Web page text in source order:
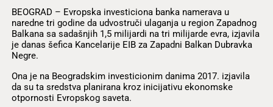
BEOGRAD – Evropska investiciona banka namerava u
naredne tri godine da udvostruči ulaganja u region Zapadnog
Balkana sa sadašnjih 1,5 milijardi na tri milijarde evra, izjavila
je danas šefica Kancelarije EIB za Zapadni Balkan Dubravka
Negre.
Ona je na Beogradskim investicionim danima 2017. izjavila
da su ta sredstva planirana kroz inicijativu ekonomske
otpornosti Evropskog saveta.